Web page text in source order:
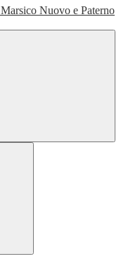
Marsico Nuovo e Paterno